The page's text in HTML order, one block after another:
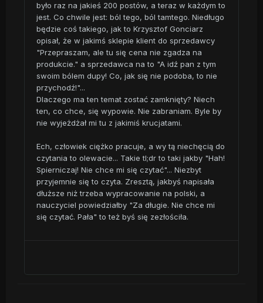
było raz na jakieś 200 postów, a teraz w każdym to
jest. Co chwile jest: ból tego, ból tamtego. Niedługo
będzie coś takiego, jak to Krzysztof Gonciarz
opisał, że w jakimś sklepie klient do sprzedawcy
"Przepraszam, ale tu się cena nie zgadza na
produkcie." a sprzedawca na to "A idź pan z tym
swoim bólem dupy! Co, jak się nie podoba, to nie
przychodź!"...
Dlaczego ma ten temat zostać zamknięty? Niech
ten, co chce, się wypowie. Nie zabraniam. Byle by
nie wyjeżdżał mi tu z jakimiś krucjatami.
Ech, człowiek ciężko pracuje, a wy tą niechęcią do
czytania to olewacie... Takie tl;dr to taki jakby "Hah!
Spierniczaj! Nie chce mi się czytać"... Niezbyt
przyjemnie się to czyta. Zresztą, jakbyś napisała
dłuższe niż trzeba wypracowanie na polski, a
nauczyciel powiedziałby "Za długie. Nie chce mi
się czytać. Pała" to też byś się zezłościła.